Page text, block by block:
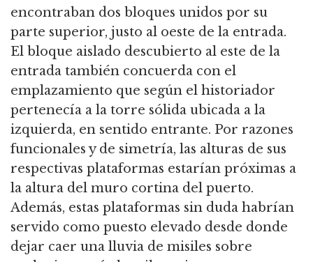
encontraban dos bloques unidos por su
parte superior, justo al oeste de la entrada.
El bloque aislado descubierto al este de la
entrada también concuerda con el
emplazamiento que según el historiador
pertenecía a la torre sólida ubicada a la
izquierda, en sentido entrante. Por razones
funcionales y de simetría, las alturas de sus
respectivas plataformas estarían próximas a
la altura del muro cortina del puerto.
Además, estas plataformas sin duda habrían
servido como puesto elevado desde donde
dejar caer una lluvia de misiles sobre